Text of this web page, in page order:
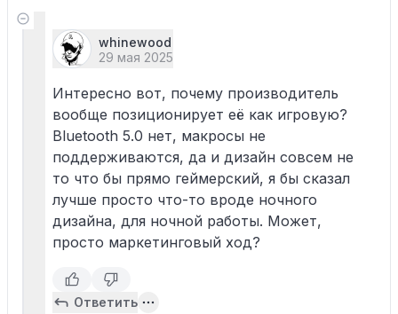
whinewood
29 мая 2025
Интересно вот, почему производитель
вообще позиционирует её как игровую?
Bluetooth 5.0 нет, макросы не
поддерживаются, да и дизайн совсем не
то что бы прямо геймерский, я бы сказал
лучше просто что-то вроде ночного
дизайна, для ночной работы. Может,
просто маркетинговый ход?
Ответить